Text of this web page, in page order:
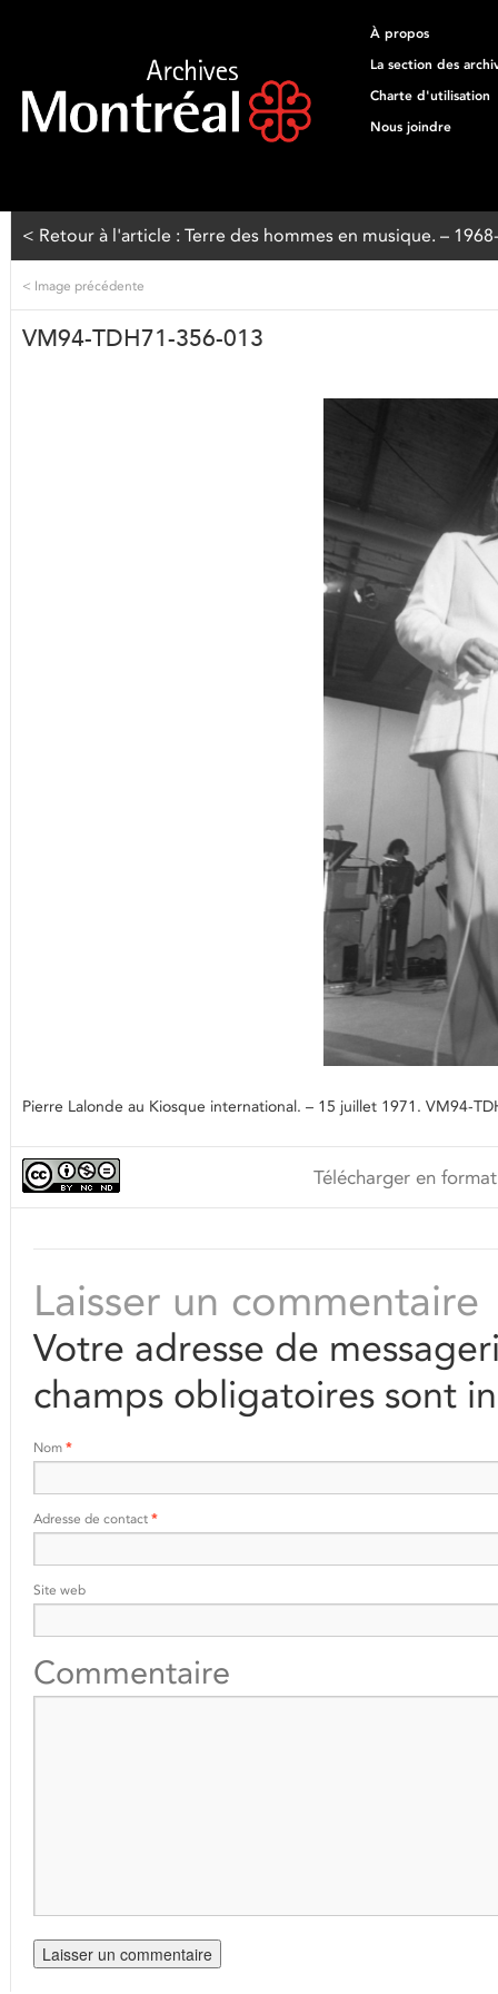
À propos
La section des
Charte d'utilisation
Nous joindre
< Retour à l'article : Terre des hommes en musique. –
< Image précédente
VM94-TDH71-356-013
Pierre Lalonde au Kiosque international. – 15 juillet 1971. VM94-
Télécharger en
Laisser un commentaire
Votre adresse de
champs obligatoires sont
Nom *
Adresse de contact *
Site web
Commentaire